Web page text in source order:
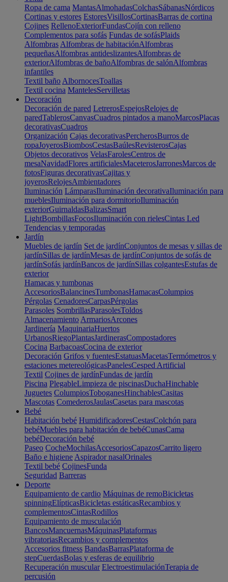
Ropa de cama MantasAlmohadasColchasSábanasNórdicos
Cortinas y estores EstoresVisillosCortinasBarras de cortina
Cojines RellenoExteriorFundasCojín con relleno
Complementos para sofás Fundas de sofásPlaids
Alfombras Alfombras de habitaciónAlfombras
pequeñasAlfombras antideslizantesAlfombras de
exteriorAlfombras de bañoAlfombras de salónAlfombras
infantiles
Textil baño AlbornocesToallas
Textil cocina MantelesServilletas
Decoración
Decoración de pared LetrerosEspejosRelojes de
paredTablerosCanvasCuadros pintados a manoMarcosPlacas
decorativasCuadros
Organización Cajas decorativasPercherosBurros de
ropaJoyerosBiombosCestasBaúlesRevisterosCajas
Objetos decorativos VelasFarolesCentros de
mesaNavidadFlores artificialesMaceterosJarronesMarcos de
fotosFiguras decorativasCajitas y
joyerosRelojesAmbientadores
Iluminación LámparasIluminación decorativaIluminación para
mueblesIluminación para dormitorioIluminación
exteriorGuirnaldasBalizasSmart
LightBombillasFocosIluminación con rielesCintas Led
Tendencias y temporadas
Jardín
Muebles de jardín Set de jardínConjuntos de mesas y sillas de
jardínSillas de jardínMesas de jardínConjuntos de sofás de
jardínSofás jardínBancos de jardínSillas colgantesEstufas de
exterior
Hamacas y tumbonas
AccesoriosBalancinesTumbonasHamacasColumpios
Pérgolas CenadoresCarpasPérgolas
Parasoles SombrillasParasolesToldos
Almacenamiento ArmariosArcones
Jardinería MaquinariaHuertos
UrbanosRiegoPlantasJardinerasCompostadores
Cocina BarbacoasCocina de exterior
Decoración Grifos y fuentesEstatuasMacetasTermómetros y
estaciones metereológicasPanelesCesped Artificial
Textil Cojines de jardínFundas de jardín
Piscina PlegableLimpieza de piscinasDuchaHinchable
Juguetes ColumpiosToboganesHinchablesCasitas
Mascotas ComederosJaulasCasetas para mascotas
Bebé
Habitación bebé HumidificadoresCestasColchón para
bebéMuebles para habitación de bebéCunasCama
bebéDecoración bebé
Paseo CocheMochilasAccesoriosCapazosCarrito ligero
Baño e higiene Aspirador nasalOrinales
Textil bebé CojinesFunda
Seguridad Barreras
Deporte
Equipamiento de cardio Máquinas de remoBicicletas
spinningElípticasBicicletas estáticasRecambios y
complementosCintasRodillos
Equipamiento de musculación
BancosMancuernasMáquinasPlataformas
vibratoriasRecambios y complementos
Accesorios fitness BandasBarrasPlataforma de
stepCuerdasBolas y esferas de equilibrio
Recuperación muscular ElectroestimulaciónTerapia de
percusión